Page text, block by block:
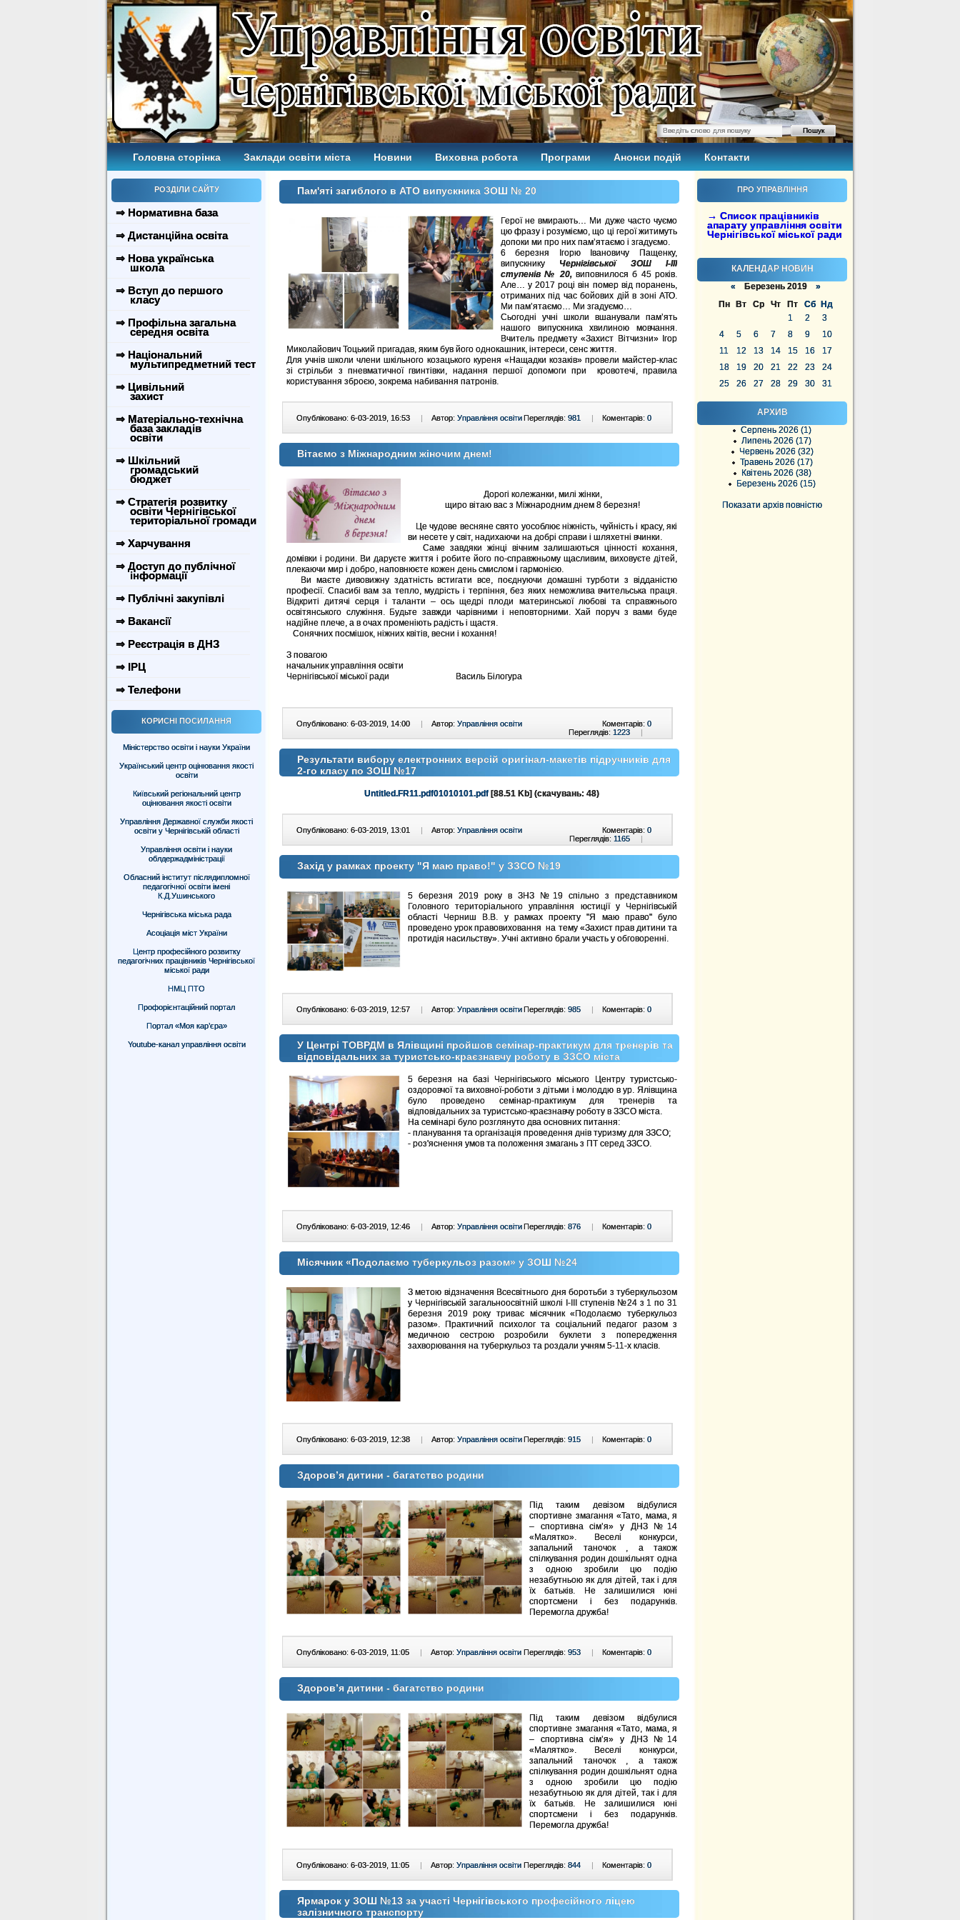
Головна сторінка Заклади освіти міста Новини Виховна робота Програми Анонси подій Контакти
РОЗДІЛИ САЙТУ
⇒ Нормативна база
⇒ Дистанційна освіта
⇒ Нова українська
школа
⇒ Вступ до першого
класу
⇒ Профільна загальна
середня освіта
⇒ Національний
мультипредметний тест
⇒ Цивільний
захист
⇒ Матеріально-технічна
база закладів
освіти
⇒ Шкільний
громадський
бюджет
⇒ Стратегія розвитку
освіти Чернігівської
територіальної громади
⇒ Харчування
⇒ Доступ до публічної
інформації
⇒ Публічні закупівлі
⇒ Вакансії
⇒ Реєстрація в ДНЗ
⇒ ІРЦ
⇒ Телефони
КОРИСНІ ПОСИЛАННЯ
Міністерство освіти і науки України
Український центр оцінювання якості
освіти
Київський регіональний центр
оцінювання якості освіти
Управління Державної служби якості
освіти у Чернігівській області
Управління освіти і науки
облдержадміністрації
Обласний інститут післядипломної
педагогічної освіти імені
К.Д.Ушинського
Чернігівська міська рада
Асоціація міст України
Центр професійного розвитку
педагогічних працівників Чернігівської
міської ради
НМЦ ПТО
Профорієнтаційний портал
Портал «Моя кар’єра»
Youtube-канал управління освіти
ПРО УПРАВЛІННЯ
→ Список працівників
апарату управління освіти
Чернігівської міської ради
КАЛЕНДАР НОВИН
« Березень 2019 »
Пн
Вт Ср Чт Пт Сб
Нд
1
2
3
4
5 6 7 8 9
10
11
12 13 14 15 16
17
18
19 20 21 22 23
24
25
26 27 28 29 30 31
АРХИВ
Серпень 2026 (1)
Липень 2026 (17)
Червень 2026 (32)
Травень 2026 (17)
Квітень 2026 (38)
Березень 2026 (15)
Показати архів повністю
Пам'яті загиблого в АТО випускника ЗОШ № 20
Герої не вмирають… Ми дуже часто чуємо
цю фразу і розуміємо, що ці герої житимуть
допоки ми про них пам’ятаємо і згадуємо.
6 березня Ігорю Івановичу Пащенку,
випускнику Чернігівської ЗОШ І-ІІІ
ступенів № 20,виповнилося б 45 років.
Але… у 2017 році він помер від поранень,
отриманих під час бойових дій в зоні АТО.
Ми пам’ятаємо… Ми згадуємо…
Сьогодні учні школи вшанували пам’ять
нашого випускника хвилиною мовчання.
Вчитель предмету «Захист Вітчизни» Ігор
Миколайович Тоцький пригадав, яким був його однокашник, інтереси, сенс життя.
Для учнів школи члени шкільного козацького куреня «Нащадки козаків» провели майстер-клас
зі стрільби з пневматичної гвинтівки, надання першої допомоги при кровотечі, правила
користування зброєю, зокрема набивання патронів.
Опубліковано: 6-03-2019, 16:53 | Автор: Управління освіти Коментарів: 0
Переглядів: 981 |
Вітаємо з Міжнародним жіночим днем!
Дорогі колежанки, милі жінки,
щиро вітаю вас з Міжнародним днем 8 березня!
Це чудове весняне свято уособлює ніжність, чуйність і красу, які
ви несете у світ, надихаючи на добрі справи і шляхетні вчинки.
Саме завдяки жінці вічним залишаються цінності кохання,
домівки і родини. Ви даруєте життя і робите його по-справжньому щасливим, виховуєте дітей,
плекаючи мир і добро, наповнюєте кожен день смислом і гармонією.
Ви маєте дивовижну здатність встигати все, поєднуючи домашні турботи з відданістю
професії. Спасибі вам за тепло, мудрість і терпіння, без яких неможлива вчительська праця.
Відкриті дитячі серця і таланти – ось щедрі плоди материнської любові та справжнього
освітянського служіння. Будьте завжди чарівними і неповторними. Хай поруч з вами буде
надійне плече, а в очах променіють радість і щастя.
Сонячних посмішок, ніжних квітів, весни і кохання!
З повагою
начальник управління освіти
Чернігівської міської ради Василь Білогура
Опубліковано: 6-03-2019, 14:00 | Автор: Управління освіти Коментарів: 0
Переглядів: 1223 |
Результати вибору електронних версій оригінал-макетів підручників для
2-го класу по ЗОШ №17
Untitled.FR11.pdf01010101.pdf [88.51 Kb] (cкачувань: 48)
Опубліковано: 6-03-2019, 13:01 | Автор: Управління освіти Коментарів: 0
Переглядів: 1165 |
Захід у рамках проекту "Я маю право!" у ЗЗСО №19
5 березня 2019 року в ЗНЗ №19 спільно з представником
Головного територіального управління юстиції у Чернігівській
області Черниш В.В. у рамках проекту "Я маю право" було
проведено урок правовиховання на тему «Захист прав дитини та
протидія насильству». Учні активно брали участь у обговоренні.
Опубліковано: 6-03-2019, 12:57 | Автор: Управління освіти Коментарів: 0
Переглядів: 985 |
У Центрі ТОВРДМ в Ялівщині пройшов семінар-практикум для тренерів та
відповідальних за туристсько-краєзнавчу роботу в ЗЗСО міста
5 березня на базі Чернігівського міського Центру туристсько-
оздоровчої та виховної-роботи з дітьми і молоддю в ур. Ялівщина
було проведено семінар-практикум для тренерів та
відповідальних за туристсько-краєзнавчу роботу в ЗЗСО міста.
На семінарі було розглянуто два основних питання:
- планування та організація проведення днів туризму для ЗЗСО;
- роз'яснення умов та положення змагань з ПТ серед ЗЗСО.
Опубліковано: 6-03-2019, 12:46 | Автор: Управління освіти Коментарів: 0
Переглядів: 876 |
Місячник «Подолаємо туберкульоз разом» у ЗОШ №24
З метою відзначення Всесвітнього дня боротьби з туберкульозом
у Чернігівській загальноосвітній школі І-ІІІ ступенів №24 з 1 по 31
березня 2019 року триває місячник «Подолаємо туберкульоз
разом». Практичний психолог та соціальний педагог разом з
медичною сестрою розробили буклети з попередження
захворювання на туберкульоз та роздали учням 5-11-х класів.
Опубліковано: 6-03-2019, 12:38 | Автор: Управління освіти Коментарів: 0
Переглядів: 915 |
Здоров’я дитини - багатство родини
Під таким девізом відбулися
спортивне змагання «Тато, мама, я
– спортивна сім’я» у ДНЗ №14
«Малятко». Веселі конкурси,
запальний таночок , а також
спілкування родин дошкільнят одна
з одною зробили цю подію
незабутньою як для дітей, так і для
їх батьків. Не залишилися юні
спортсмени і без подарунків.
Перемогла дружба!
Опубліковано: 6-03-2019, 11:05 | Автор: Управління освіти Коментарів: 0
Переглядів: 953 |
Здоров’я дитини - багатство родини
Під таким девізом відбулися
спортивне змагання «Тато, мама, я
– спортивна сім’я» у ДНЗ №14
«Малятко». Веселі конкурси,
запальний таночок , а також
спілкування родин дошкільнят одна
з одною зробили цю подію
незабутньою як для дітей, так і для
їх батьків. Не залишилися юні
спортсмени і без подарунків.
Перемогла дружба!
Опубліковано: 6-03-2019, 11:05 | Автор: Управління освіти Коментарів: 0
Переглядів: 844 |
Ярмарок у ЗОШ №13 за участі Чернігівського професійного ліцею
залізничного транспорту